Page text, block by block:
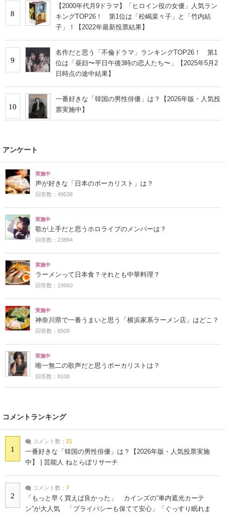
8
【2000年代月9ドラマ】「ヒロイン役の女優」人気ラン
キングTOP26！ 第1位は「松嶋菜々子」と「竹内結
子」！【2022年最新投票結果】
9
名作だと思う「不倫ドラマ」ランキングTOP26！ 第1
位は「昼顔〜平日午後3時の恋人たち〜」【2025年5月2
日時点の途中結果】
10
一番好きな「韓国の男性俳優」は？【2026年版・人気投
票実施中】
アンケート
実施中
声が好きな「日本のボーカリスト」は？
回答数：49538
実施中
歌が上手だと思うホロライブのメンバーは？
回答数：23884
実施中
ラーメンって日本食？それとも中華料理？
回答数：19660
実施中
神奈川県で一番うまいと思う「横浜家系ラーメン店」はどこ？
回答数：8509
実施中
唯一無二の歌声だと思うボーカリストは？
回答数：8108
コメントランキング
1
コメント数： 21
一番好きな「韓国の男性俳優」は？【2026年版・人気投票実施
中】 | 芸能人 ねとらぼリサーチ
2
コメント数： 7
「もっと早く買えば良かった」 カインズの“車内遮光カーテ
ン”が大人気 「プライバシーも保てて安心」「ぐっすり眠れま